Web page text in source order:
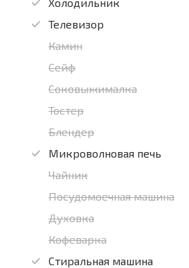
Телевизор
Камин
Сейф
Соковыжималка
Тостер
Блендер
Микроволновая печь
Чайник
Посудомоечная машина
Духовка
Кофеварка
Стиральная машина